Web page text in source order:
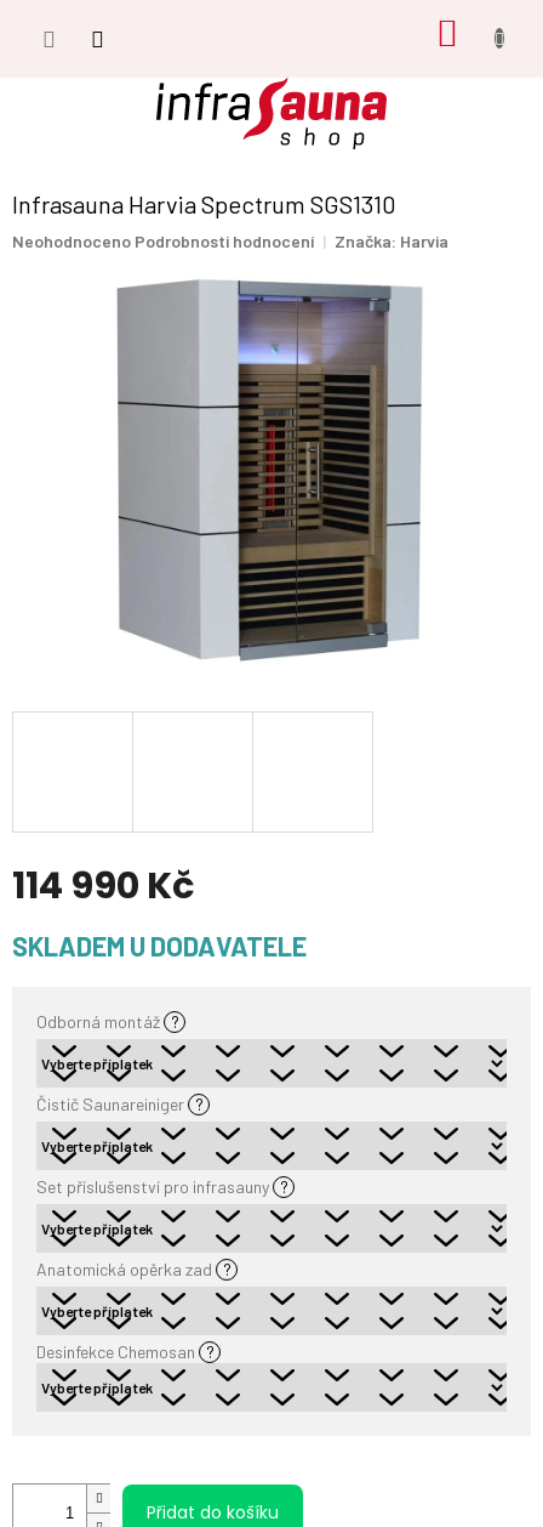
Infrasauna Harvia Spectrum SGS1310
Průměrné
Neohodnoceno Podrobnosti hodnocení Značka: Harvia
114 990 Kč
cena:
SKLADEM U DODAVATELE
Odborná montáž ?
Čistič Saunareiniger ?
Set příslušenství pro infrasauny ?
Anatomická opěrka zad ?
Desinfekce Chemosan ?
Přidat do košíku